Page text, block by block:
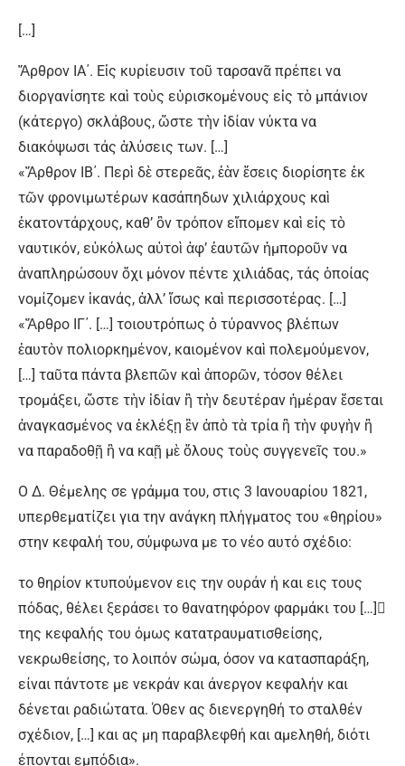
[…]
Ἄρθρον ΙΑ΄. Εἰς κυρίευσιν τοῦ ταρσανᾶ πρέπει να
διοργανίσητε καὶ τοὺς εὐρισκομένους εἰς τὸ μπάνιον
(κάτεργο) σκλάβους, ὥστε τὴν ἰδίαν νύκτα να
διακόψωσι τάς ἁλύσεις των. […]
«Ἄρθρον ΙΒ΄. Περὶ δὲ στερεᾶς, ἐὰν ἔσεις διορίσητε ἐκ
τῶν φρονιμωτέρων κασάπηδων χιλιάρχους καὶ
ἑκατοντάρχους, καθ’ ὂν τρόπον εἴπομεν καὶ εἰς τὸ
ναυτικόν, εὐκόλως αὐτοὶ ἀφ’ ἑαυτῶν ἠμποροῦν να
ἀναπληρώσουν ὄχι μόνον πέντε χιλιάδας, τάς ὁποίας
νομίζομεν ἱκανάς, ἀλλ’ ἴσως καὶ περισσοτέρας. […]
«Ἄρθρο ΙΓ΄. […] τοιουτρόπως ὁ τύραννος βλέπων
ἑαυτὸν πολιορκημένον, καιομένον καὶ πολεμούμενον,
[…] ταῦτα πάντα βλεπῶν καὶ ἀπορῶν, τόσον θέλει
τρομάξει, ὥστε τὴν ἰδίαν ἢ τὴν δευτέραν ἡμέραν ἔσεται
ἀναγκασμένος να ἐκλέξῃ ἓν ἀπὸ τὰ τρία ἢ τὴν φυγὴν ἢ
να παραδοθῇ ἢ να καῇ μὲ ὅλους τοὺς συγγενεῖς του.»
Ο Δ. Θέμελης σε γράμμα του, στις 3 Ιανουαρίου 1821,
υπερθεματίζει για την ανάγκη πλήγματος του «θηρίου»
στην κεφαλή του, σύμφωνα με το νέο αυτό σχέδιο:
το θηρίον κτυπούμενον εις την ουράν ή και εις τους
πόδας, θέλει ξεράσει το θανατηφόρον φαρμάκι του […]
της κεφαλής του όμως κατατραυματισθείσης,
νεκρωθείσης, το λοιπόν σώμα, όσον να κατασπαράξη,
είναι πάντοτε με νεκράν και άνεργον κεφαλήν και
δένεται ραδιώτατα. Όθεν ας διενεργηθή το σταλθέν
σχέδιον, […] και ας μη παραβλεφθή και αμεληθή, διότι
έπονται εμπόδια».